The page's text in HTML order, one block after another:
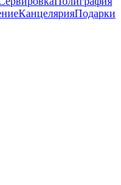
КанцелярияПодарки